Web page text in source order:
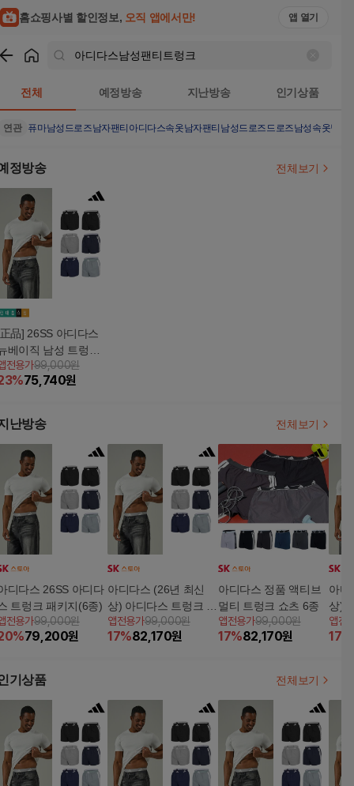
홈쇼핑사별 할인정보, 오직 앱에서만! 앱 열기
전체 예정방송 지난방송 인기상품
연관 퓨마남성드로즈남자팬티 아디다스속옷남자팬티남성드로즈드로즈남성속옷남성
정방송 전체보기
品] 26SS 아디다스
베이직 남성 트렁크
키지 (6종)
전용가99,000원
%75,740원
난방송 전체보기
디다스 26SS 아디다
트렁크 패키지(6종)
전용가99,000원
%79,200원
아디다스 (26년 최신
상) 아디다스 트렁크 패
키지(6종)
앱전용가99,000원
17%82,170원
아디다스 정품 액티브
멀티 트렁크 쇼츠 6종
앱전용가99,000원
17%82,170원
아디
상)
키지
앱전
17
기상품 전체보기